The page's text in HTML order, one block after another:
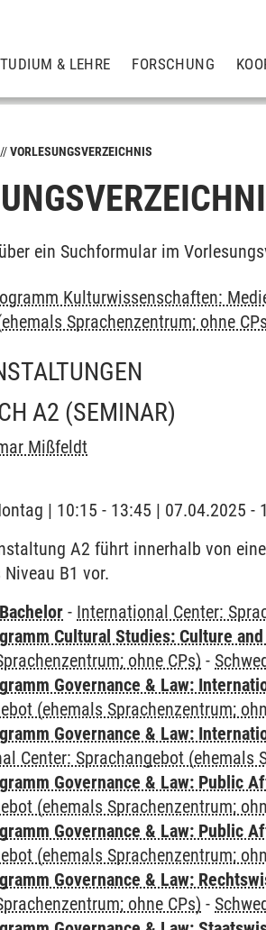
& LEHRE FORSCHUNG
VORLESUNGSVERZEICHNIS
über ein Suchformular im
Kulturwissenschaften:
Sprachenzentrum; ohne
A2 (SEMINAR)
Mißfeldt
| 10:15 - 13:45 | 07.04.2025 -
A2 führt innerhalb von
B1 vor.
- International Center:
Cultural Studies: Culture
ohne CPs) -
Governance & Law:
(ehemals Sprachenzentrum;
Governance & Law:
Center: Sprachangebot (ehemals
Governance & Law: Public
(ehemals Sprachenzentrum;
Governance & Law: Public
(ehemals Sprachenzentrum;
Governance & Law:
ohne CPs) -